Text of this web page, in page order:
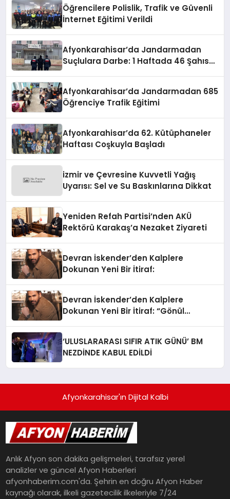
Öğrencilere Polislik, Trafik ve Güvenli
İnternet Eğitimi Verildi
Afyonkarahisar’da Jandarmadan
Suçlulara Darbe: 1 Haftada 46 Şahıs
Afyonkarahisar’da Jandarmadan 685
Öğrenciye Trafik Eğitimi
Afyonkarahisar’da 62. Kütüphaneler
Haftası Coşkuyla Başladı
izmir ve Çevresine Kuvvetli Yağış
Uyarısı: Sel ve Su Baskınlarına Dikkat
Yeniden Refah Partisi’nden AKÜ
Rektörü Karakaş’a Nezaket Ziyareti
Devran İskender’den Kalplere
Dokunan Yeni Bir İtiraf:
Devran İskender’den Kalplere
Dokunan Yeni Bir İtiraf: “Gönül
‘ULUSLARARASI SIFIR ATIK GÜNÜ’ BM
NEZDİNDE KABUL EDİLDİ
Afyonkarahisar'ın Dijital Kalbi
Anlık Afyon son dakika gelişmeleri, tarafsız yerel
analizler ve güncel Afyon Haberleri
afyonhaberim.com'da. Şehrin en doğru Afyon Haber
kaynağı olarak, ilkeli gazetecilik ilkeleriyle 7/24